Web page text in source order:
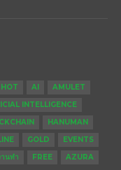
HOT AI
AMULET
INTELLIGENCE
HANUMAN
GOLD
EVENTS
านทำ FREE AZURA